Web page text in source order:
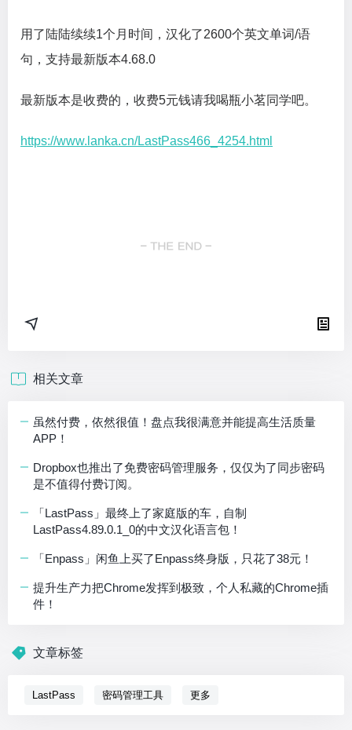
用了陆陆续续1个月时间，汉化了2600个英文单词/语
句，支持最新版本4.68.0
最新版本是收费的，收费5元钱请我喝瓶小茗同学吧。
https://www.lanka.cn/LastPass466_4254.html
相关文章
虽然付费，依然很值！盘点我很满意并能提高生活质量
APP！
Dropbox也推出了免费密码管理服务，仅仅为了同步密码
是不值得付费订阅。
「LastPass」最终上了家庭版的车，自制
LastPass4.89.0.1_0的中文汉化语言包！
「Enpass」闲鱼上买了Enpass终身版，只花了38元！
提升生产力把Chrome发挥到极致，个人私藏的Chrome插
件！
文章标签
LastPass 密码管理工具 更多